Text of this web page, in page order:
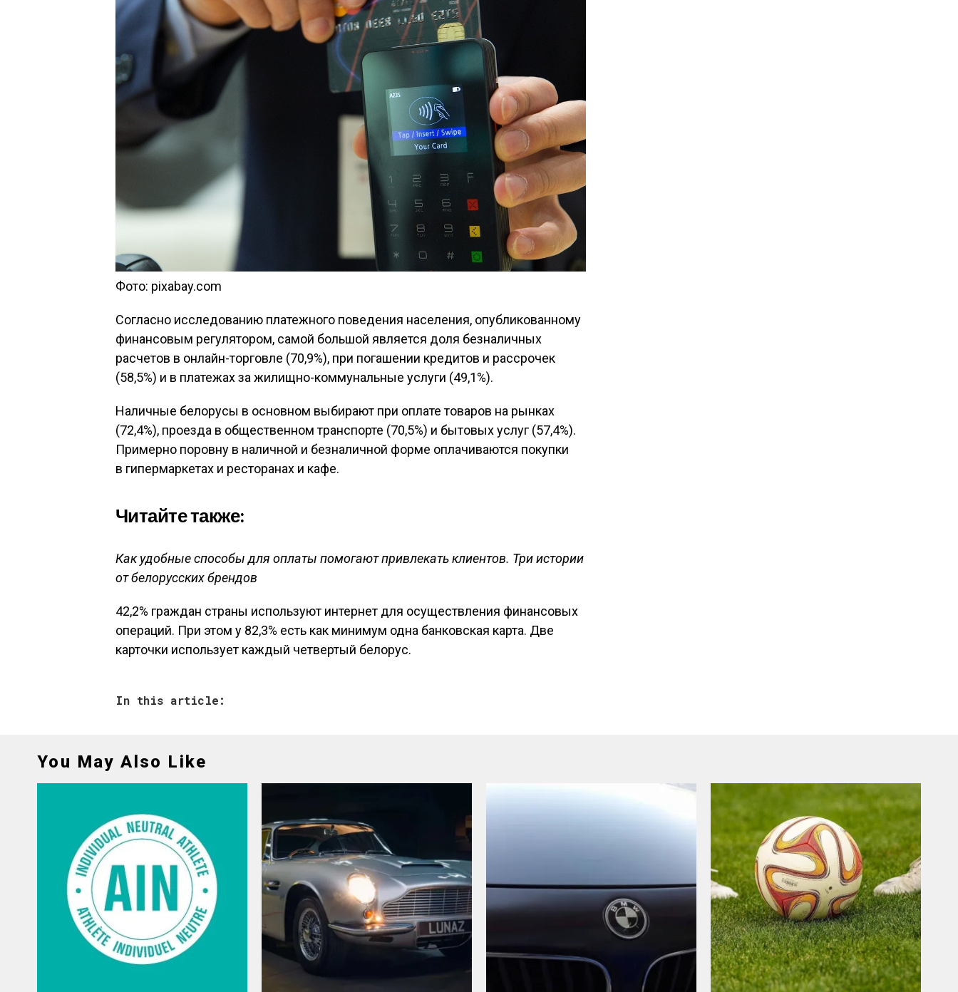
Фото: pixabay.com
Согласно исследованию платежного поведения населения, опубликованному
финансовым регулятором, самой большой является доля безналичных
расчетов в онлайн-торговле (70,9%), при погашении кредитов и рассрочек
(58,5%) и в платежах за жилищно-коммунальные услуги (49,1%).
Наличные белорусы в основном выбирают при оплате товаров на рынках
(72,4%), проезда в общественном транспорте (70,5%) и бытовых услуг (57,4%).
Примерно поровну в наличной и безналичной форме оплачиваются покупки
в гипермаркетах и ресторанах и кафе.
Читайте также:
Как удобные способы для оплаты помогают привлекать клиентов. Три истории
от белорусских брендов
42,2% граждан страны используют интернет для осуществления финансовых
операций. При этом у 82,3% есть как минимум одна банковская карта. Две
карточки использует каждый четвертый белорус.
In this article:
You May Also Like